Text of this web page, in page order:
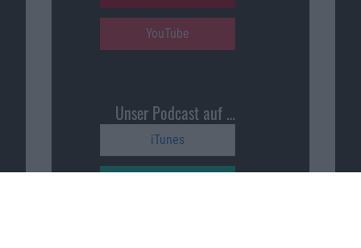
YouTube
Unser Podcast auf …
iTunes